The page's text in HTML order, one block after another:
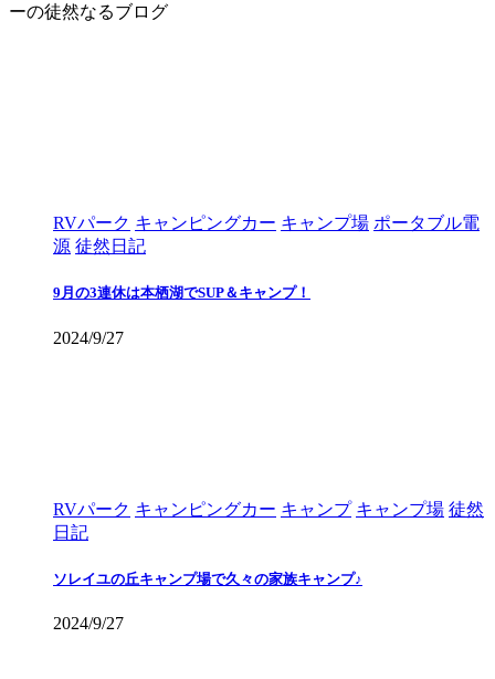
ーの徒然なるブログ
RVパーク キャンピングカー キャンプ場 ポータブル電
源 徒然日記
9月の3連休は本栖湖でSUP＆キャンプ！
2024/9/27
RVパーク キャンピングカー キャンプ キャンプ場 徒然
日記
ソレイユの丘キャンプ場で久々の家族キャンプ♪
2024/9/27